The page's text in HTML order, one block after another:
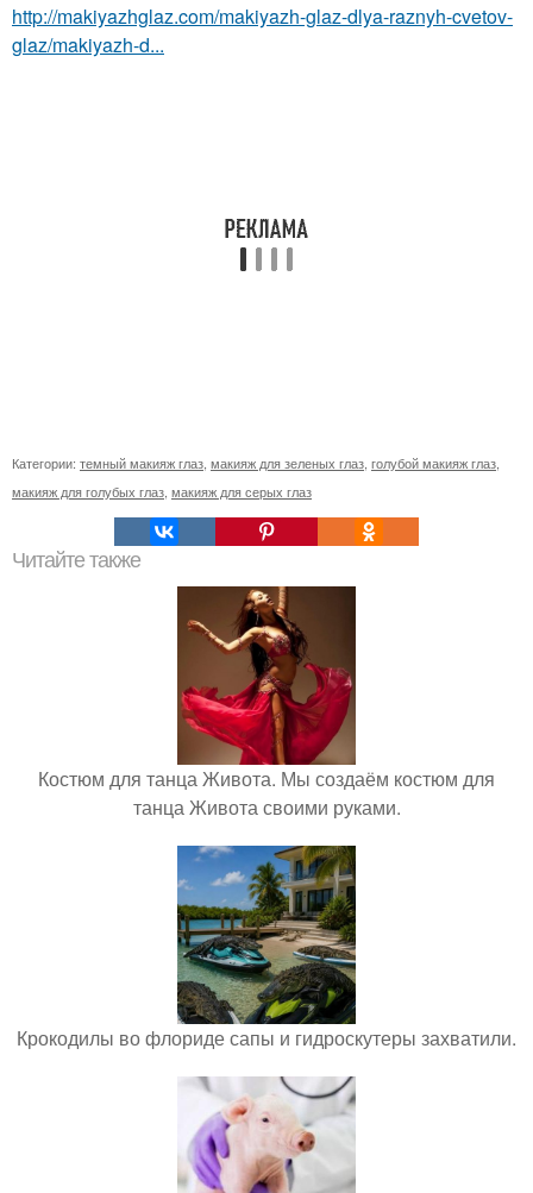
http://makiyazhglaz.com/makiyazh-glaz-dlya-raznyh-cvetov-
glaz/makiyazh-d...
Категории: темный макияж глаз макияж для зеленых глаз голубой макияж глаз
макияж для голубых глаз макияж для серых глаз
Читайте также
Костюм для танца Живота. Мы создаём костюм для
танца Живота своими руками.
Крокодилы во флориде сапы и гидроскутеры захватили.